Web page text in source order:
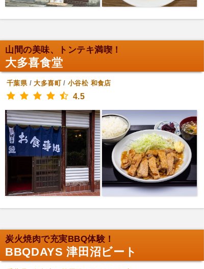
山間の美味、トンテキ満喫！
大多喜食堂
千葉県/大多喜町/小谷松 和食店
4.5
炭火焼肉で充実BBQ体験！
BBQDAYS 津田沼ビート